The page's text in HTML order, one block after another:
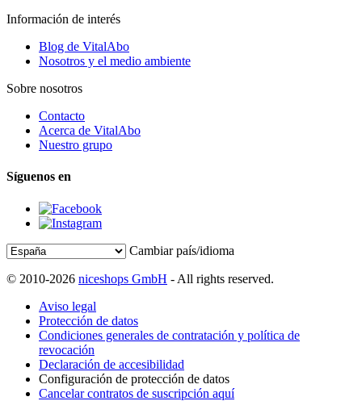
Información de interés
Blog de VitalAbo
Nosotros y el medio ambiente
Sobre nosotros
Contacto
Acerca de VitalAbo
Nuestro grupo
Síguenos en
Cambiar país/idioma
© 2010-2026 niceshops GmbH - All rights reserved.
Aviso legal
Protección de datos
Condiciones generales de contratación y política de
revocación
Declaración de accesibilidad
Configuración de protección de datos
Cancelar contratos de suscripción aquí